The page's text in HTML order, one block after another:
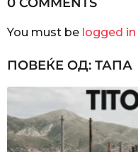
t
i
o
n
0 COMMENTS
You must be logged in
ПОВЕЌЕ ОД: ТАПА